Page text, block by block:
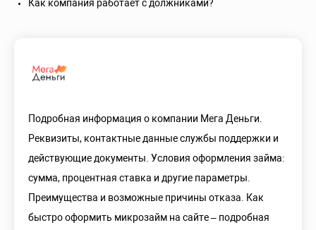
Как компания работает с должниками?
Подробная информация о компании Мега Деньги.
Реквизиты, контактные данные службы поддержки и
действующие документы. Условия оформления займа:
сумма, процентная ставка и другие параметры.
Преимущества и возможные причины отказа. Как
быстро оформить микрозайм на сайте – подробная